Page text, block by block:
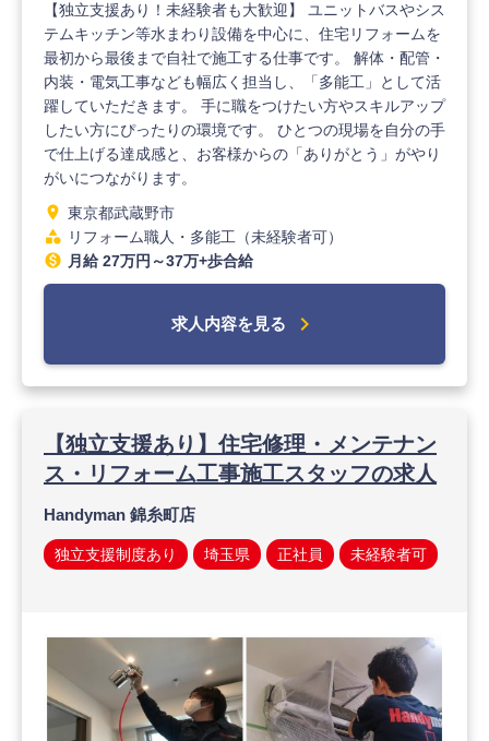
【独立支援あり！未経験者も大歓迎】 ユニットバスやシス
テムキッチン等水まわり設備を中心に、住宅リフォームを
最初から最後まで自社で施工する仕事です。 解体・配管・
内装・電気工事なども幅広く担当し、「多能工」として活
躍していただきます。 手に職をつけたい方やスキルアップ
したい方にぴったりの環境です。 ひとつの現場を自分の手
で仕上げる達成感と、お客様からの「ありがとう」がやり
がいにつながります。
location_on 東京都武蔵野市
category リフォーム職人・多能工（未経験者可）
monetization_on 月給 27万円～37万+歩合給
求人内容を見る chevron_right
【独立支援あり】住宅修理・メンテナン
ス・リフォーム工事施工スタッフの求人
Handyman 錦糸町店
独立支援制度あり 埼玉県 正社員 未経験者可